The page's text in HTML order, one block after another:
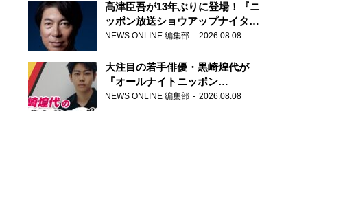
髙津臣吾が13年ぶりに登場！『ニ
ッポン放送ショウアップナイタ
ー』
NEWS ONLINE 編集部 2026.08.08
大注目の若手俳優・黒崎煌代が
『オールナイトニッポン
0(ZERO)』に初登場「今からとて
NEWS ONLINE 編集部 2026.08.08